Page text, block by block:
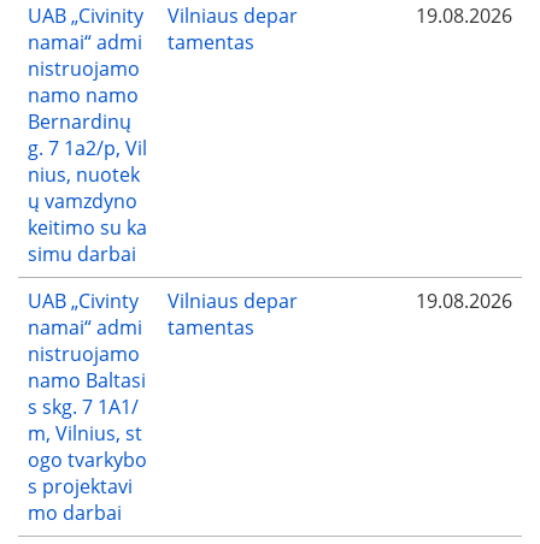
UAB „Civinity
namai“ admi
nistruojamo
namo namo
Bernardinų
g. 7 1a2/p, Vil
nius, nuotek
ų vamzdyno
keitimo su ka
simu darbai
Vilniaus depar
tamentas
19.08.2026
UAB „Civinty
namai“ admi
nistruojamo
namo Baltasi
s skg. 7 1A1/
m, Vilnius, st
ogo tvarkybo
s projektavi
mo darbai
Vilniaus depar
tamentas
19.08.2026